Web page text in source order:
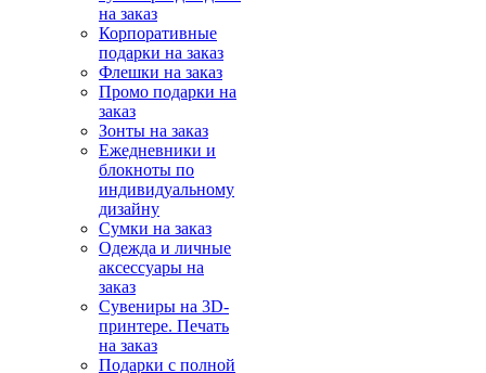
на заказ
Корпоративные
подарки на заказ
Флешки на заказ
Промо подарки на
заказ
Зонты на заказ
Ежедневники и
блокноты по
индивидуальному
дизайну
Сумки на заказ
Одежда и личные
аксессуары на
заказ
Сувениры на 3D-
принтере. Печать
на заказ
Подарки с полной